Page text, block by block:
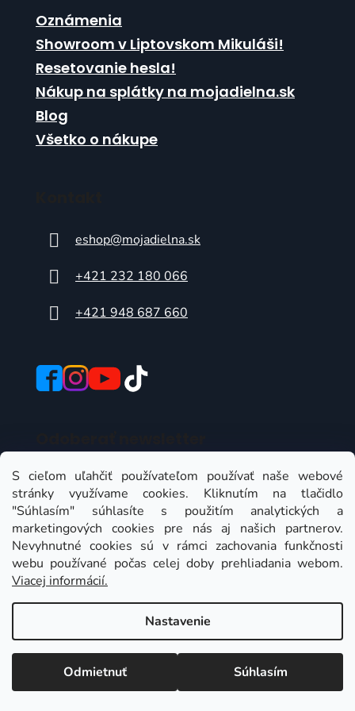
S cieľom uľahčiť používateľom používať naše webové
stránky využívame cookies. Kliknutím na tlačidlo
"Súhlasím" súhlasíte s použitím analytických a
marketingových cookies pre nás aj našich partnerov.
Nevyhnutné cookies sú v rámci zachovania funkčnosti
webu používané počas celej doby prehliadania webom.
Viacej informácií.
Nastavenie
Odmietnuť Súhlasím
Oznámenia
Showroom v Liptovskom Mikuláši!
Resetovanie hesla!
Nákup na splátky na mojadielna.sk
Blog
Všetko o nákupe
eshop@mojadielna.sk
+421 232 180 066
+421 948 687 660
Vložte svoj e-mail a my Vám budeme zasielať
informácie o nových produktoch na našom e-shope.
Email
Vložením e-mailu súhlasíte s podmienkami
ochrany osobných údajov
PRIHLÁSIŤ SA
Instagram